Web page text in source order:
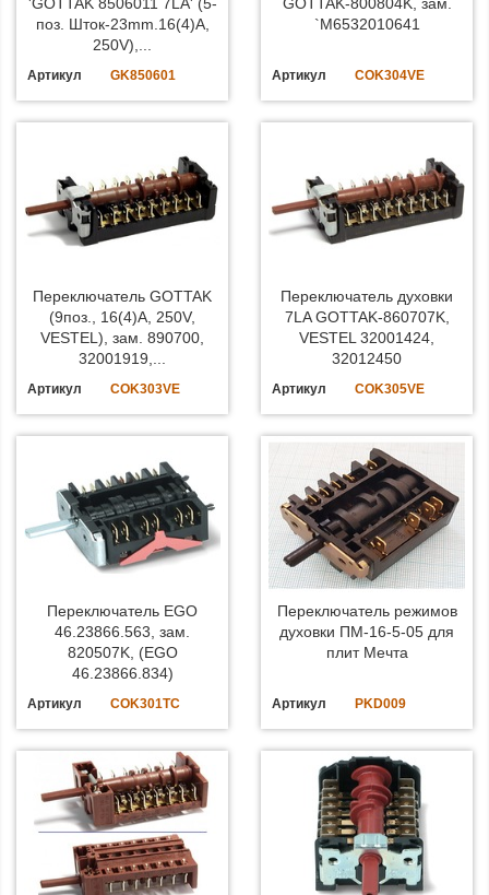
поз. Шток-23mm.16(4)A,
250V),...
Артикул GK850601
`M6532010641
Артикул COK304VE
Переключатель GOTTAK
(9поз., 16(4)A, 250V,
VESTEL), зам. 890700,
32001919,...
Артикул COK303VE
Переключатель духовки
7LA GOTTAK-860707K,
VESTEL 32001424,
32012450
Артикул COK305VE
Переключатель EGO
46.23866.563, зам.
820507K, (EGO
46.23866.834)
Артикул COK301TC
Переключатель режимов
духовки ПМ-16-5-05 для
плит Мечта
Артикул PKD009